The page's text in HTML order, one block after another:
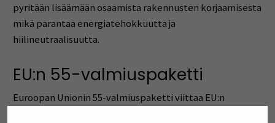
pyritään lisäämään osaamista rakennusten korjaamisesta
mikä parantaa energiatehokkuutta ja
hiilineutraalisuutta.
EU:n 55-valmiuspaketti
Euroopan Unionin 55-valmiuspaketti viittaa EU:n